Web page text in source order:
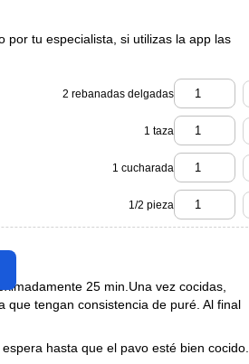
por tu especialista, si utilizas la app las
2 rebanadas delgadas
1 taza
1 cucharada
1/2 pieza
25 min.Una vez cocidas,
que tengan consistencia de puré. Al final
hasta que el pavo esté bien cocido.